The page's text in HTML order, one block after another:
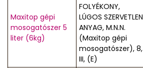
Maxitop gépi
mosogatószer 5
liter (6kg)
FOLYÉKONY,
LÚGOS SZERVETLEN
ANYAG, M.N.N.
(Maxitop gépi
mosogatószer), 8,
III, (E)